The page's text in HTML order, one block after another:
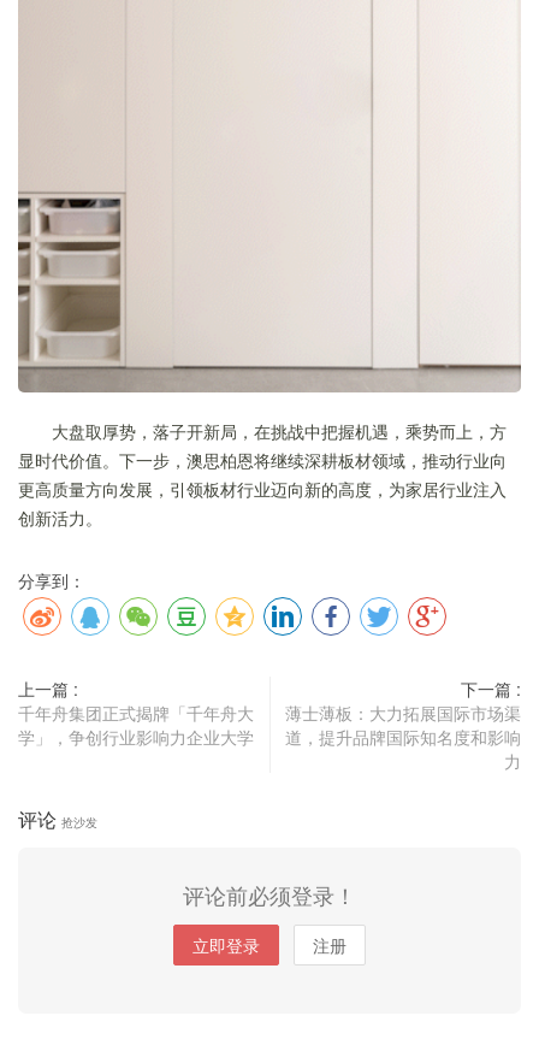
大盘取厚势，落子开新局，在挑战中把握机遇，乘势而上，方
显时代价值。下一步，澳思柏恩将继续深耕板材领域，推动行业向
更高质量方向发展，引领板材行业迈向新的高度，为家居行业注入
创新活力。
分享到：
上一篇 :
千年舟集团正式揭牌「千年舟大
学」，争创行业影响力企业大学
下一篇 :
薄士薄板：大力拓展国际市场渠
道，提升品牌国际知名度和影响
力
评论 抢沙发
评论前必须登录！
立即登录 注册